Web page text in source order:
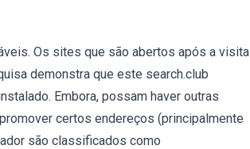
Os sites que são abertos após a visita
demonstra que este search.club
Embora, possam haver outras
certos endereços (principalmente
são classificados como